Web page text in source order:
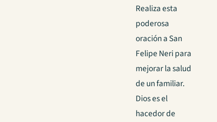
Realiza esta
poderosa
oración a San
Felipe Neri para
mejorar la salud
de un familiar.
Dios es el
hacedor de